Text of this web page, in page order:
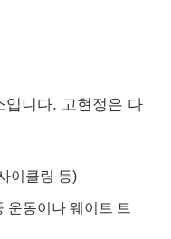
입니다. 고현정은 다
이클링 등)
운동이나 웨이트 트